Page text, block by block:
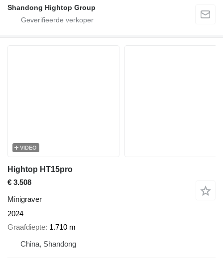
Shandong Hightop Group
VIDEO
Hightop HT15pro
€ 3.508
Minigraver
2024
Graafdiepte 1.710 m
China, Shandong